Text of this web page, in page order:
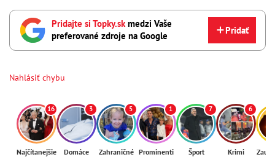
Pridajte si Topky.skmedzi Vaše
preferované zdroje na Google
Pridať
Nahlásiť chybu
16
Najčítanejšie
3
Domáce
5
Zahraničné
1
Prominenti
7
Šport
6
Krimi